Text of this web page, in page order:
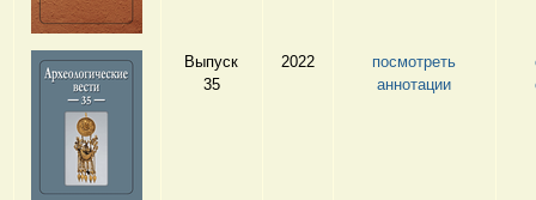
Выпуск
35
2022
посмотреть
аннотации